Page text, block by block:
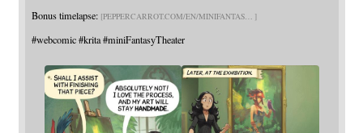
Bonus timelapse: PEPPERCARROT.COM/EN/MINIFANTAS
#webcomic #krita #miniFantasyTheater